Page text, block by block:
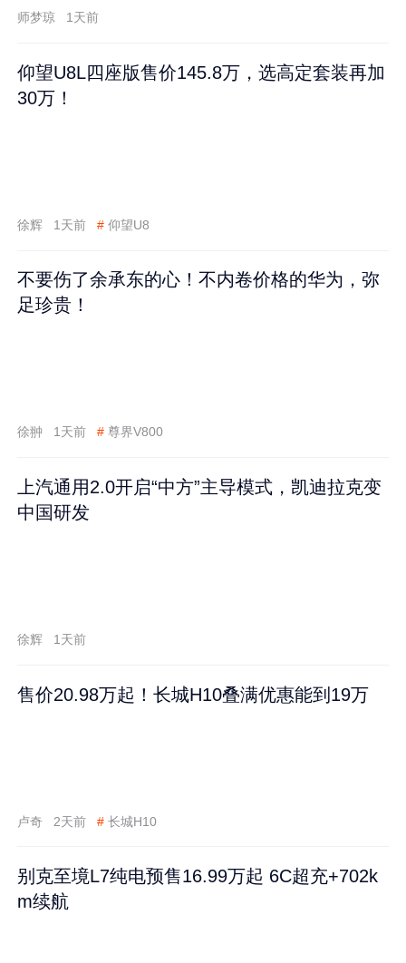
师梦琼 1天前
仰望U8L四座版售价145.8万，选高定套装再加
30万！
徐辉 1天前 # 仰望U8
不要伤了余承东的心！不内卷价格的华为，弥
足珍贵！
徐翀 1天前 # 尊界V800
上汽通用2.0开启“中方”主导模式，凯迪拉克变
中国研发
徐辉 1天前
售价20.98万起！长城H10叠满优惠能到19万
卢奇 2天前 # 长城H10
别克至境L7纯电预售16.99万起 6C超充+702k
m续航